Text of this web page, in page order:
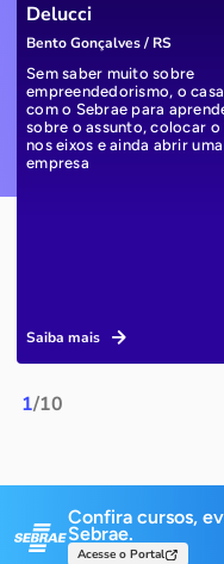
1/10
Delucci
Bento Gonçalves / RS
Sem saber muito sobre
empreendedorismo, o
com o Sebrae para
sobre o assunto, colocar o
nos eixos e ainda abrir
empresa
Saiba mais
Confira cursos,
Sebrae.
Acesse o Portal